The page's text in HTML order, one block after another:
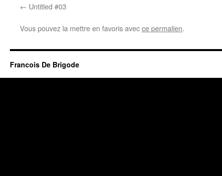
Untitled #03
Vous pouvez la mettre en favoris avecce permalien.
Francois De Brigode